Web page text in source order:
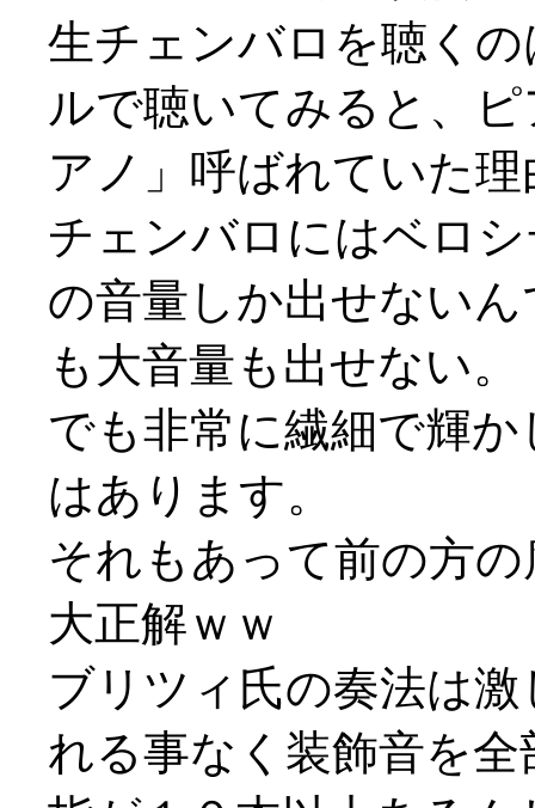
生チェンバロを聴く
ルで聴いてみると、
アノ」呼ばれていた
チェンバロにはベロ
の音量しか出せない
も大音量も出せない。
でも非常に繊細で輝
はあります。
それもあって前の方
大正解ｗｗ
ブリツィ氏の奏法は
れる事なく装飾音を